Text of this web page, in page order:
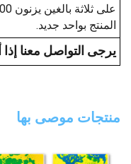
المنتج بواحد جديد.
يرجى التواصل معنا إذا
منتجات موصى بها